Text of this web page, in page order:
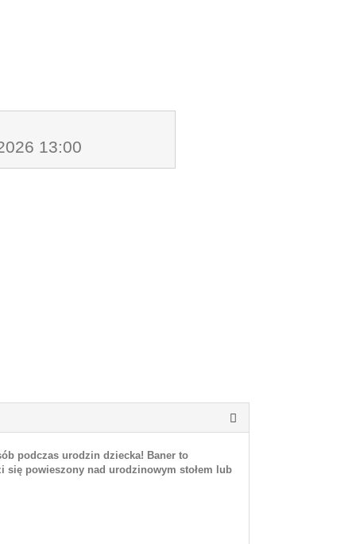
13:00
podczas urodzin dziecka! Baner to
się powieszony nad urodzinowym stołem lub